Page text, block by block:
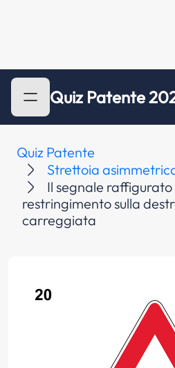
Quiz Patente
Quiz Patente
Strettoia
Il segnale
restringimento sulla
carreggiata